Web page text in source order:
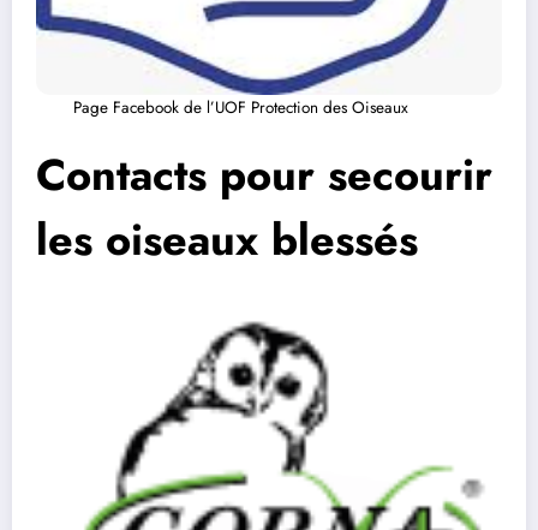
Page Facebook de l’UOF Protection des Oiseaux
Contacts pour secourir
les oiseaux blessés